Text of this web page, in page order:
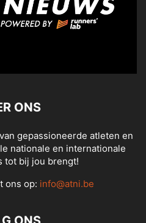
ONS
gepassioneerde atleten en
nationale en internationale
tot bij jou brengt!
ons op: info@atni.be